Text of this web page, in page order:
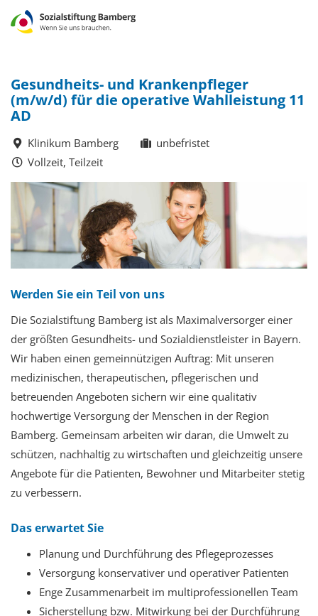
Gesundheits- und Krankenpfleger
(m/w/d) für die operative Wahlleistung 11
AD
Klinikum Bamberg
unbefristet
Vollzeit, Teilzeit
Werden Sie ein Teil von uns
Die Sozialstiftung Bamberg ist als Maximalversorger einer
der größten Gesundheits- und Sozialdienstleister in Bayern.
Wir haben einen gemeinnützigen Auftrag: Mit unseren
medizinischen, therapeutischen, pflegerischen und
betreuenden Angeboten sichern wir eine qualitativ
hochwertige Versorgung der Menschen in der Region
Bamberg. Gemeinsam arbeiten wir daran, die Umwelt zu
schützen, nachhaltig zu wirtschaften und gleichzeitig unsere
Angebote für die Patienten, Bewohner und Mitarbeiter stetig
zu verbessern.
Das erwartet Sie
Planung und Durchführung des Pflegeprozesses
Versorgung konservativer und operativer Patienten
Enge Zusammenarbeit im multiprofessionellen Team
Sicherstellung bzw. Mitwirkung bei der Durchführung